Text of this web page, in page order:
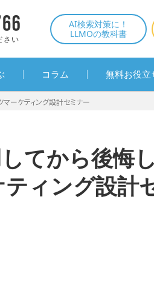
さい
AI検索対策に！
LLMOの教科書
コラム 無料お役立
マーケティング設計セミナー
てから後悔
ィング設計